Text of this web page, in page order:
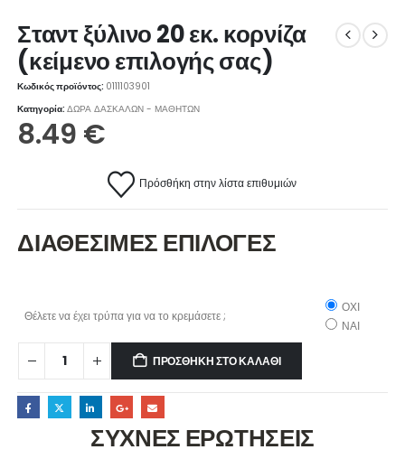
Σταντ ξύλινο 20 εκ. κορνίζα
(κείμενο επιλογής σας)
Κωδικός προϊόντος: 0111103901
Κατηγορία:ΔΩΡΑ ΔΑΣΚΑΛΩΝ - ΜΑΘΗΤΩΝ
8.49 €
Πρόσθήκη στην λίστα επιθυμιών
ΔΙΑΘΕΣΙΜΕΣ ΕΠΙΛΟΓΕΣ
Θέλετε να έχει τρύπα για να το κρεμάσετε ;
ΟΧΙ
ΝΑΙ
ΠΡΟΣΘΉΚΗ ΣΤΟ ΚΑΛΆΘΙ
ΣΥΧΝΕΣ ΕΡΩΤΗΣΕΙΣ